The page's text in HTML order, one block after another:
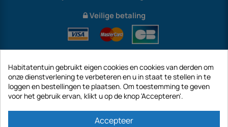
Veilige betaling
International
Habitatentuin gebruikt eigen cookies en cookies van derden om
onze dienstverlening te verbeteren en u in staat te stellen in te
loggen en bestellingen te plaatsen. Om toestemming te geven
voor het gebruik ervan, klikt u op de knop 'Accepteren'.
Accepteer